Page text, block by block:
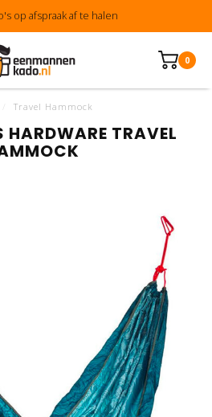
op afspraak af te halen
0
Travel Hammock
HARDWARE TRAVEL